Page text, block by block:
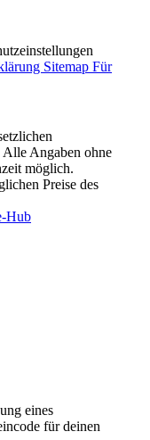
Sitemap Für
Alle Angaben ohne
möglich.
Preise des
Hub
eines
für deinen